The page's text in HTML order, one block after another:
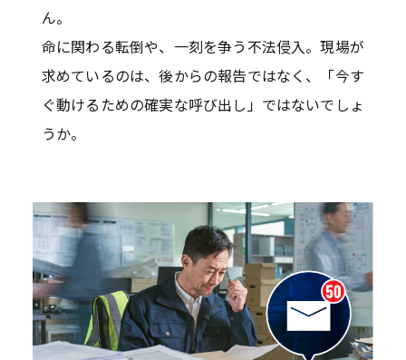
ん。
命に関わる転倒や、一刻を争う不法侵入。現場が
求めているのは、後からの報告ではなく、「今す
ぐ動けるための確実な呼び出し」ではないでしょ
うか。